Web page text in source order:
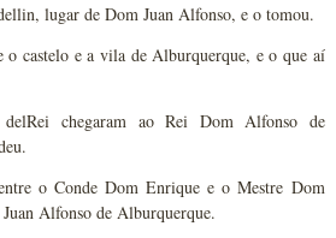
lugar de Dom Juan Alfonso, e o tomou.
o castelo e a vila de Alburquerque, e o que aí
delRei chegaram ao Rei Dom Alfonso de
o Conde Dom Enrique e o Mestre Dom
Alfonso de Alburquerque.